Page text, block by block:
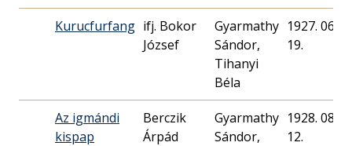
Kurucfurfang ifj. Bokor
József
Gyarmathy
Sándor,
Tihanyi
Béla
1927. 06.
19.
Az igmándi
kispap
Berczik
Árpád
Gyarmathy
Sándor,
1928. 08.
12.